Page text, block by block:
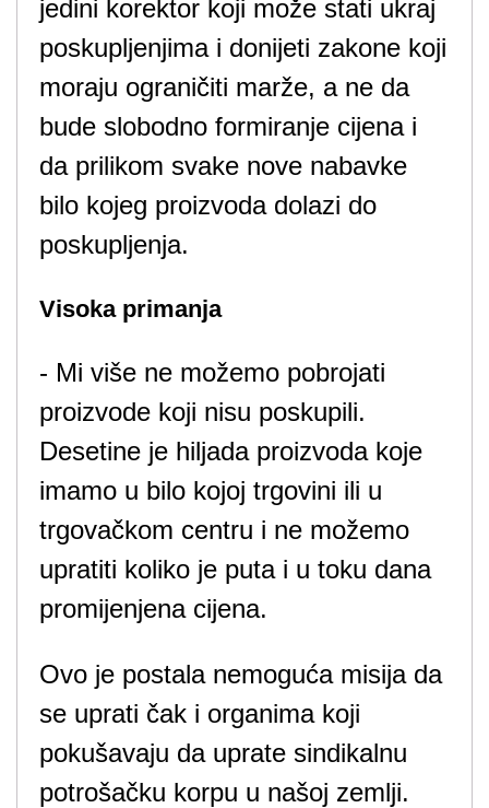
jedini korektor koji može stati ukraj
poskupljenjima i donijeti zakone koji
moraju ograničiti marže, a ne da
bude slobodno formiranje cijena i
da prilikom svake nove nabavke
bilo kojeg proizvoda dolazi do
poskupljenja.
Visoka primanja
- Mi više ne možemo pobrojati
proizvode koji nisu poskupili.
Desetine je hiljada proizvoda koje
imamo u bilo kojoj trgovini ili u
trgovačkom centru i ne možemo
upratiti koliko je puta i u toku dana
promijenjena cijena.
Ovo je postala nemoguća misija da
se uprati čak i organima koji
pokušavaju da uprate sindikalnu
potrošačku korpu u našoj zemlji.